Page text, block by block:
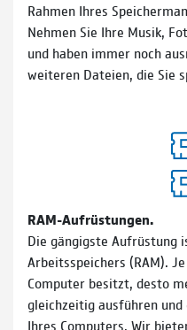
RAM-Aufrüstungen.
Die gängigste Aufrüstung
Arbeitsspeichers (RAM).
Computer besitzt, desto
gleichzeitig ausführen
Ihres Computers. Wir
Rahmen Ihres
Nehmen Sie Ihre Musik,
und haben immer noch
weiteren Dateien, die Sie